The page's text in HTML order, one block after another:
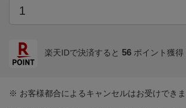
楽天IDで決済すると 56 ポイント獲得
※ お客様都合によるキャンセルはお受けできま